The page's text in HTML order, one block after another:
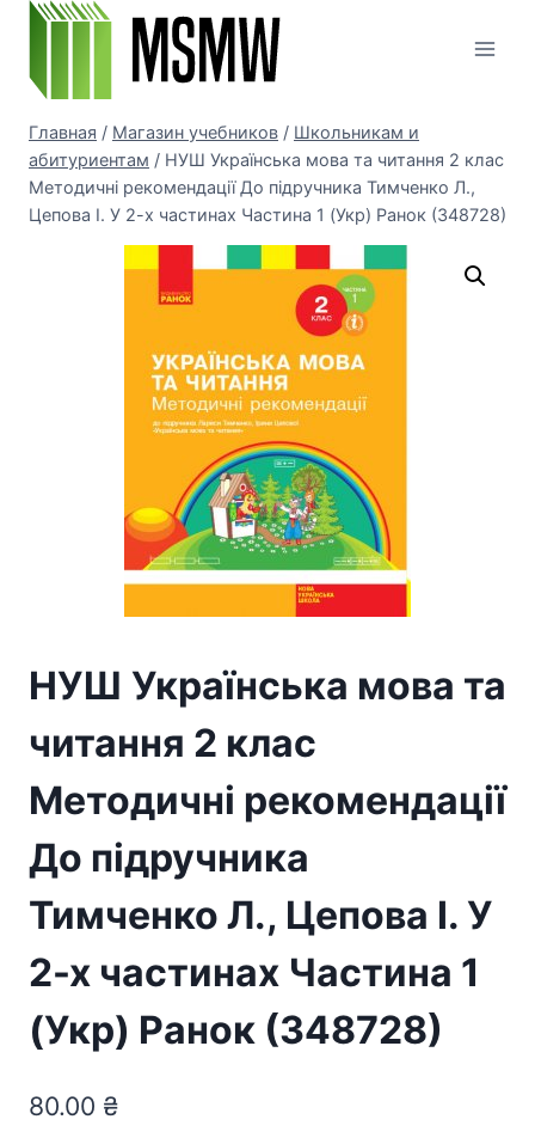
Перейти
содержимому
Главная / Магазин учебников / Школьникам и
абитуриентам / НУШ Українська мова та читання 2 клас
Методичні рекомендації До підручника Тимченко Л.,
Цепова І. У 2-х частинах Частина 1 (Укр) Ранок (348728)
НУШ Українська мова та
читання 2 клас
Методичні рекомендації
До підручника
Тимченко Л., Цепова І. У
2-х частинах Частина 1
(Укр) Ранок (348728)
80.00 ₴